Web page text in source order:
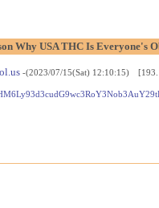
Why USA THC Is Everyone's
-(2023/07/15(Sat) 12:10:15)